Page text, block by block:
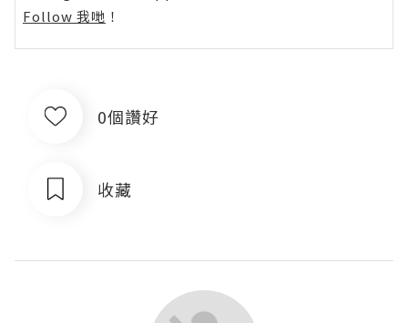
Follow 我哋 ！
0個讚好
收藏